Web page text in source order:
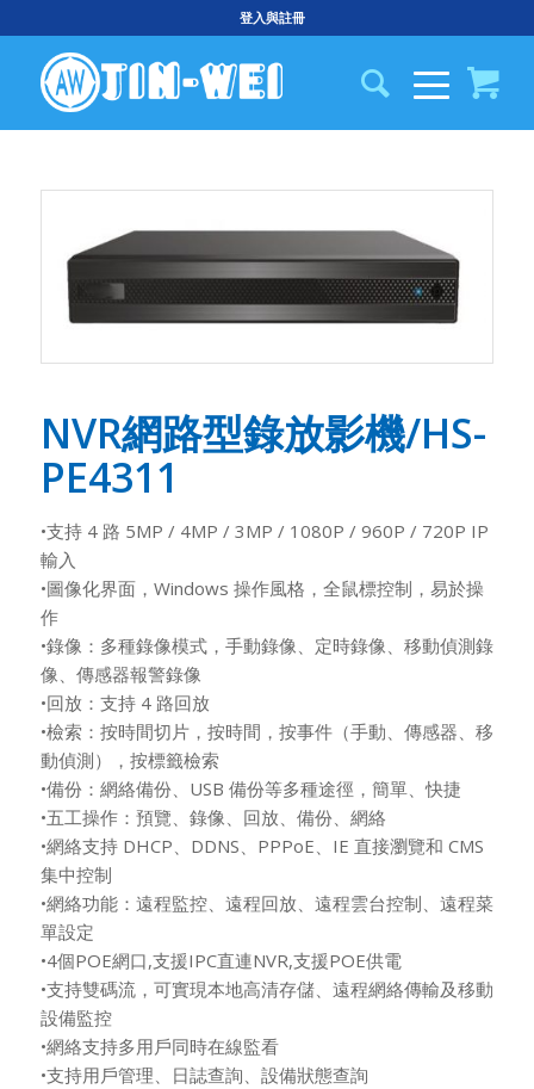
登入與註冊
NVR網路型錄放影機/HS-
PE4311
•支持 4 路 5MP / 4MP / 3MP / 1080P / 960P / 720P IP
輸入
•圖像化界面，Windows 操作風格，全鼠標控制，易於操
作
•錄像：多種錄像模式，手動錄像、定時錄像、移動偵測錄
像、傳感器報警錄像
•回放：支持 4 路回放
•檢索：按時間切片，按時間，按事件（手動、傳感器、移
動偵測），按標籤檢索
•備份：網絡備份、USB 備份等多種途徑，簡單、快捷
•五工操作：預覽、錄像、回放、備份、網絡
•網絡支持 DHCP、DDNS、PPPoE、IE 直接瀏覽和 CMS
集中控制
•網絡功能：遠程監控、遠程回放、遠程雲台控制、遠程菜
單設定
•4個POE網口,支援IPC直連NVR,支援POE供電
•支持雙碼流，可實現本地高清存儲、遠程網絡傳輸及移動
設備監控
•網絡支持多用戶同時在線監看
•支持用戶管理、日誌查詢、設備狀態查詢